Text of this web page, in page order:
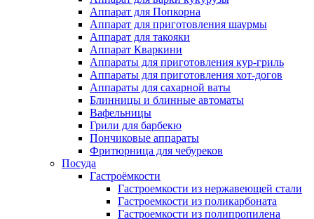
Аппарат для Попкорна
Аппарат для приготовления шаурмы
Аппарат для такояки
Аппарат Кваркини
Аппараты для приготовления кур-гриль
Аппараты для приготовления хот-догов
Аппараты для сахарной ваты
Блинницы и блинные автоматы
Вафельницы
Грили для барбекю
Пончиковые аппараты
Фритюрница для чебуреков
Посуда
Гастроёмкости
Гастроемкости из нержавеющей стали
Гастроемкости из поликарбоната
Гастроемкости из полипропилена